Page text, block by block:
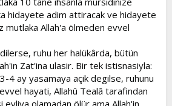
hidayete adim attiracak ve hidayete
mutlaka Allah'a ölmeden evvel
ruhu her halükârda, bütün
Zat'ina ulasir. Bir tek istisnasiyla:
4 ay yasamaya açik degilse, ruhunu
hayati, Allahû Tealâ tarafindan
olamadan ölür ama Allah'in